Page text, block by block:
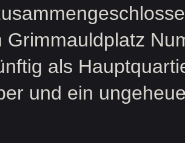
Grimmauldplatz
als
und ein